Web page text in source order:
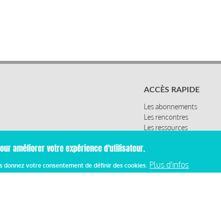
ACCÈS RAPIDE
Les abonnements
Les rencontres
Les ressources
améliorer votre expérience d'utilisateur.
donnez votre consentement de définir des cookies. Plus d'infos